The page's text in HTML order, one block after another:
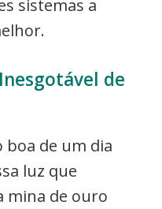
sistemas a
de
boa de um dia
luz que
mina de ouro